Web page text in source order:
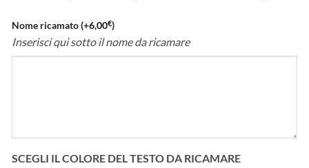
Nome ricamato(+6,00€)
Inserisci qui sotto il nome da ricamare
SCEGLI IL COLORE DEL TESTO DA RICAMARE